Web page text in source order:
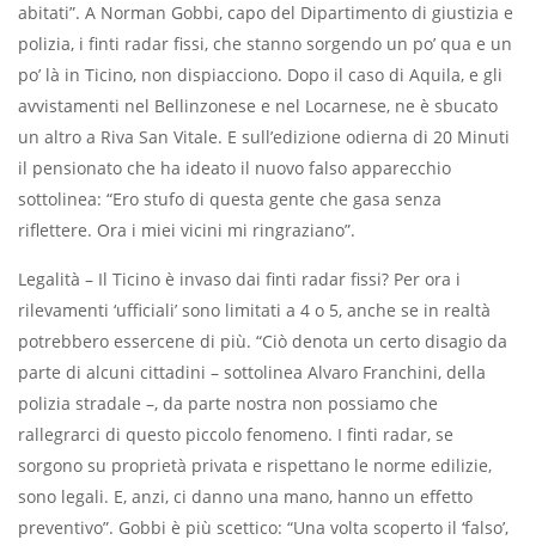
abitati”. A Norman Gobbi, capo del Dipartimento di giustizia e
polizia, i finti radar fissi, che stanno sorgendo un po’ qua e un
po’ là in Ticino, non dispiacciono. Dopo il caso di Aquila, e gli
avvistamenti nel Bellinzonese e nel Locarnese, ne è sbucato
un altro a Riva San Vitale. E sull’edizione odierna di 20 Minuti
il pensionato che ha ideato il nuovo falso apparecchio
sottolinea: “Ero stufo di questa gente che gasa senza
riflettere. Ora i miei vicini mi ringraziano”.
Legalità – Il Ticino è invaso dai finti radar fissi? Per ora i
rilevamenti ‘ufficiali’ sono limitati a 4 o 5, anche se in realtà
potrebbero essercene di più. “Ciò denota un certo disagio da
parte di alcuni cittadini – sottolinea Alvaro Franchini, della
polizia stradale –, da parte nostra non possiamo che
rallegrarci di questo piccolo fenomeno. I finti radar, se
sorgono su proprietà privata e rispettano le norme edilizie,
sono legali. E, anzi, ci danno una mano, hanno un effetto
preventivo”. Gobbi è più scettico: “Una volta scoperto il ‘falso’,